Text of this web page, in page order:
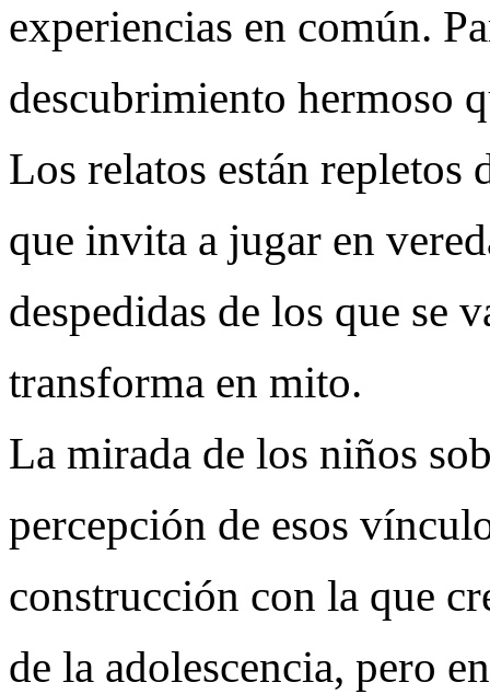
experiencias en común.
descubrimiento hermoso
Los relatos están repletos
que invita a jugar en
despedidas de los que se
transforma en mito.
La mirada de los niños
percepción de esos
construcción con la que
de la adolescencia, pero